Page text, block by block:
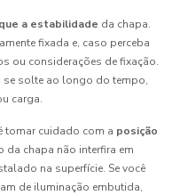
a estabilidade da chapa.
fixada e, caso perceba
ou considerações de fixação.
se solte ao longo do tempo,
carga.
tomar cuidado com a posição
da chapa não interfira em
na superfície. Se você
de iluminação embutida,